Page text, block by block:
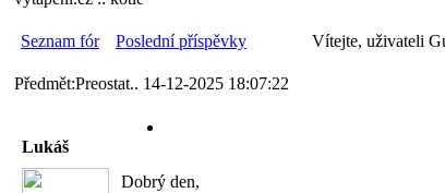
Seznam fór Poslední příspěvky Vítejte, uživateli
Předmět:Preostat.. 14-12-2025 18:07:22
Lukáš
Dobrý den,